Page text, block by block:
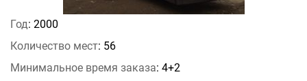
Год: 2000
Количество мест: 56
Минимальное время заказа: 4+2